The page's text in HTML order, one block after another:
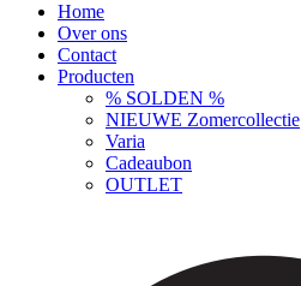
Home
Over ons
Contact
Producten
% SOLDEN %
NIEUWE Zomercollectie
Varia
Cadeaubon
OUTLET